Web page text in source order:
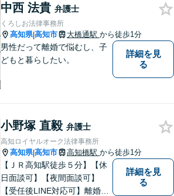
い。
中西 法貴 弁護士
くろしお法律事務所
高知県|高知市 大橋通駅 から徒歩1分
男性だって離婚で悩むし、子
どもと暮らしたい。
詳細を見
る
小野塚 直毅 弁護士
高知ロイヤルオーク法律事務所
高知県|高知市 高知橋駅 から徒歩1分
【ＪＲ高知駅徒歩５分】【休
日面談可】【夜間面談可】
【受任後LINE対応可】離婚、
詳細を見
る